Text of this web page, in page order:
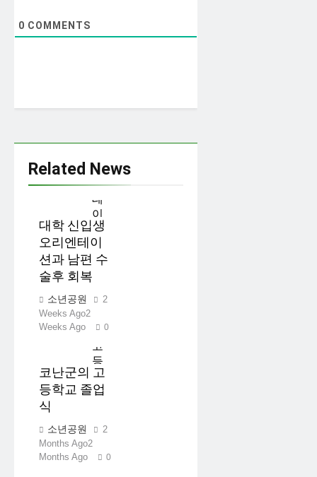
0 COMMENTS
Related News
대학 신입생
오리엔테이
션과 남편 수
술후 회복
소년공원
2
Weeks Ago2
Weeks Ago
0
코난군의 고
등학교 졸업
식
소년공원
2
Months Ago2
Months Ago
0